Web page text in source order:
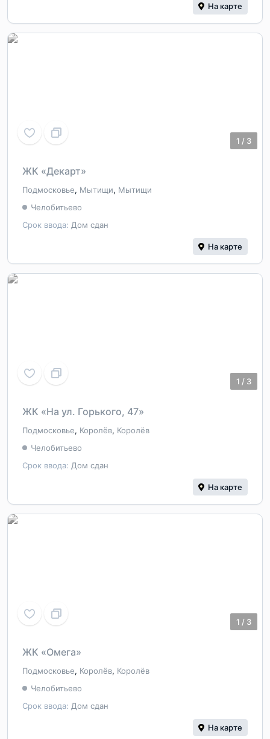
На карте
1 / 3
ЖК «Декарт»
Подмосковье, Мытищи, Мытищи
Срок ввода: Дом сдан
Челобитьево
На карте
1 / 3
ЖК «На ул. Горького, 47»
Подмосковье, Королёв, Королёв
Срок ввода: Дом сдан
Челобитьево
На карте
1 / 3
ЖК «Омега»
Подмосковье, Королёв, Королёв
Срок ввода: Дом сдан
Челобитьево
На карте